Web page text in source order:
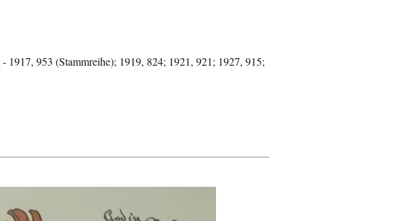
- 1917, 953 (Stammreihe); 1919, 824; 1921, 921; 1927, 915;